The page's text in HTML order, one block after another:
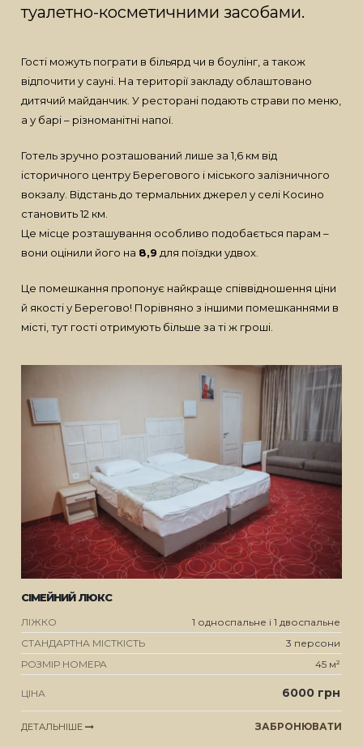
туалетно-косметичними засобами.
Гості можуть пограти в більярд чи в боулінг, а також
відпочити у сауні. На території закладу облаштовано
дитячий майданчик. У ресторані подають страви по меню,
а у барі – різноманітні напої.
Готель зручно розташований лише за 1,6 км від
історичного центру Берегового і міського залізничного
вокзалу. Відстань до термальних джерел у селі Косино
становить 12 км.
Це місце розташування особливо подобається парам –
вони оцінили його на 8,9 для поїздки удвох.
Це помешкання пропонує найкраще співвідношення ціни
й якості у Берегово! Порівняно з іншими помешканнями в
місті, тут гості отримують більше за ті ж гроші.
СІМЕЙНИЙ ЛЮКС
ЛІЖКО
1 односпальне і 1 двоспальне
СТАНДАРТНА МІСТКІСТЬ
3 персони
РОЗМІР НОМЕРА
45 м²
ЦІНА 6000 грн
ДЕТАЛЬНІШЕ ЗАБРОНЮВАТИ